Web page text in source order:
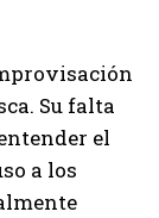
Su falta
el
a los